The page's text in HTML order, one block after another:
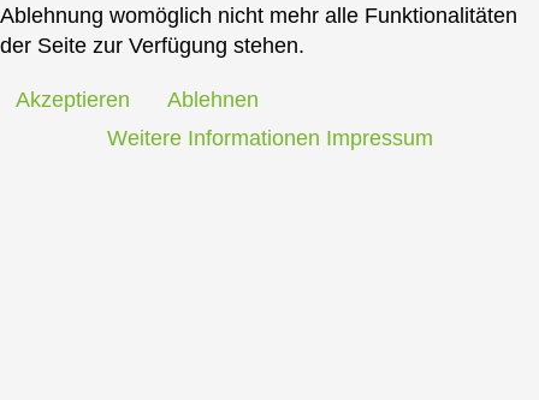
Ablehnung womöglich nicht mehr alle Funktionalitäten
der Seite zur Verfügung stehen.
Akzeptieren
Ablehnen
Weitere Informationen Impressum